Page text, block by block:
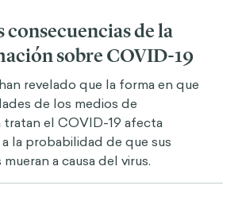
consecuencias de la
sobre COVID-19
revelado que la forma en que
de los medios de
tratan el COVID-19 afecta
la probabilidad de que sus
a causa del virus.